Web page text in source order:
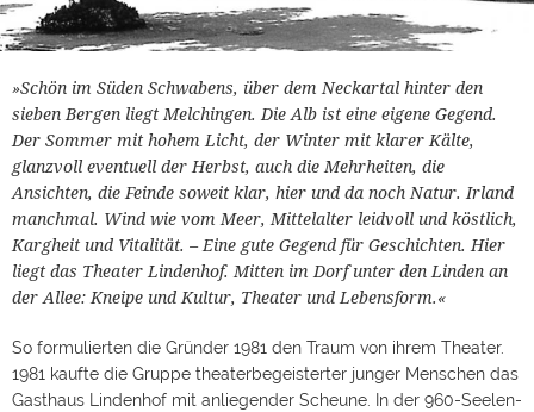
»Schön im Süden Schwabens, über dem Neckartal hinter den
sieben Bergen liegt Melchingen. Die Alb ist eine eigene Gegend.
Der Sommer mit hohem Licht, der Winter mit klarer Kälte,
glanzvoll eventuell der Herbst, auch die Mehrheiten, die
Ansichten, die Feinde soweit klar, hier und da noch Natur. Irland
manchmal. Wind wie vom Meer, Mittelalter leidvoll und köstlich,
Kargheit und Vitalität. – Eine gute Gegend für Geschichten. Hier
liegt das Theater Lindenhof. Mitten im Dorf unter den Linden an
der Allee: Kneipe und Kultur, Theater und Lebensform.«
So formulierten die Gründer 1981 den Traum von ihrem Theater.
1981 kaufte die Gruppe theaterbegeisterter junger Menschen das
Gasthaus Lindenhof mit anliegender Scheune. In der 960-Seelen-